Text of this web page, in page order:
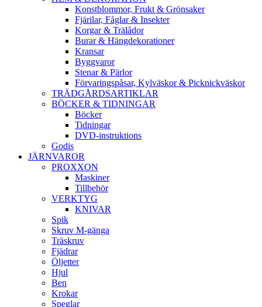
Konstblommor, Frukt & Grönsaker
Fjärilar, Fåglar & Insekter
Korgar & Trälådor
Burar & Hängdekorationer
Kransar
Byggvaror
Stenar & Pärlor
Förvaringspåsar, Kylväskor & Picknickväskor
TRÄDGÅRDSARTIKLAR
BÖCKER & TIDNINGAR
Böcker
Tidningar
DVD-instruktions
Godis
JÄRNVAROR
PROXXON
Maskiner
Tillbehör
VERKTYG
KNIVAR
Spik
Skruv M-gänga
Träskruv
Fjädrar
Öljetter
Hjul
Ben
Krokar
Speglar